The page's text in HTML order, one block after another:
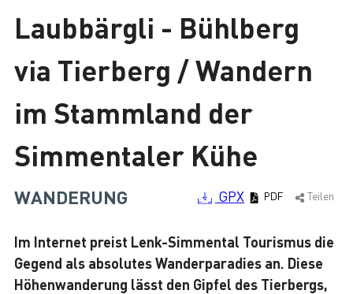
Laubbärgli - Bühlberg
via Tierberg / Wandern
im Stammland der
Simmentaler Kühe
WANDERUNG GPX PDF Teilen
Im Internet preist Lenk-Simmental Tourismus die
Gegend als absolutes Wanderparadies an. Diese
Höhenwanderung lässt den Gipfel des Tierbergs,